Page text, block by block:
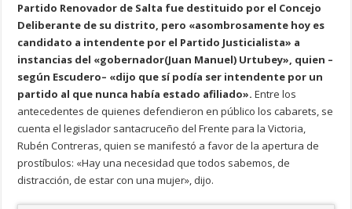
Partido Renovador de Salta fue destituido por el Concejo
Deliberante de su distrito, pero «asombrosamente hoy es
candidato a intendente por el Partido Justicialista» a
instancias del «gobernador(Juan Manuel) Urtubey», quien –
según Escudero– «dijo que sí podía ser intendente por un
partido al que nunca había estado afiliado». Entre los
antecedentes de quienes defendieron en público los cabarets, se
cuenta el legislador santacruceño del Frente para la Victoria,
Rubén Contreras, quien se manifestó a favor de la apertura de
prostíbulos: «Hay una necesidad que todos sabemos, de
distracción, de estar con una mujer», dijo.